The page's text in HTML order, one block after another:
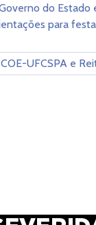
do Estado
para
UFCSPA e